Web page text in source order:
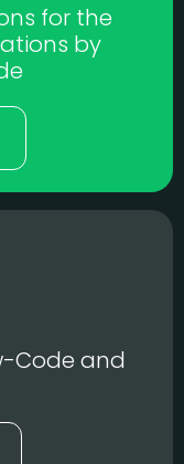
for the
by
Code and